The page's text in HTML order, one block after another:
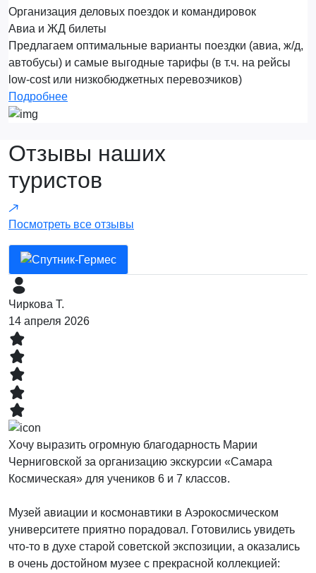
Организация деловых поездок и командировок
Авиа и ЖД билеты
Предлагаем оптимальные варианты поездки (авиа, ж/д,
автобусы) и самые выгодные тарифы (в т.ч. на рейсы
low-cost или низкобюджетных перевозчиков)
Подробнее
Отзывы наших
туристов
Посмотреть все отзывы
Чиркова Т.
14 апреля 2026
Хочу выразить огромную благодарность Марии
Черниговской за организацию экскурсии «Самара
Космическая» для учеников 6 и 7 классов.
Музей авиации и космонавтики в Аэрокосмическом
университете приятно порадовал. Готовились увидеть
что-то в духе старой советской экспозиции, а оказались
в очень достойном музее с прекрасной коллекцией: